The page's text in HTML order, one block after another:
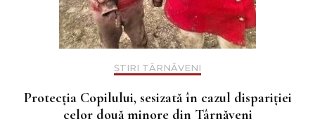
ȘTIRI TÂRNĂVENI
Protecția Copilului, sesizată în cazul dispariției
celor două minore din Târnăveni